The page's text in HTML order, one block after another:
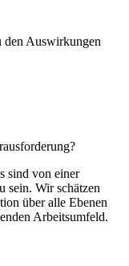
den Auswirkungen
sind von einer
sein. Wir schätzen
über alle Ebenen
Arbeitsumfeld.